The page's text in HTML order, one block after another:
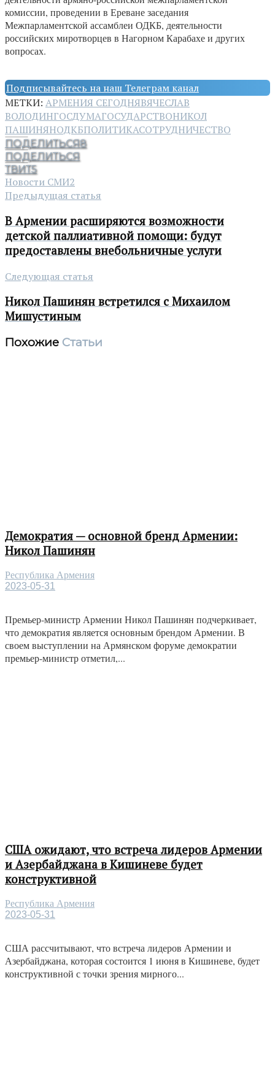
комиссии, проведении в Ереване заседания
Межпарламентской ассамблеи ОДКБ, деятельности
российских миротворцев в Нагорном Карабахе и других
вопросах.
Подписывайтесь на наш Телеграм канал
МЕТКИ: АРМЕНИЯ СЕГОДНЯВЯЧЕСЛАВ
ВОЛОДИНГОСДУМАГОСУДАРСТВОНИКОЛ
ПАШИНЯНОДКБПОЛИТИКАСОТРУДНИЧЕСТВО
ПОДЕЛИТЬСЯ8
ПОДЕЛИТЬСЯ
ТВИТ5
Новости СМИ2
Предыдущая статья
В Армении расширяются возможности
детской паллиативной помощи: будут
предоставлены внебольничные услуги
Следующая статья
Никол Пашинян встретился с Михаилом
Мишустиным
Похожие Статьи
Демократия — основной бренд Армении:
Никол Пашинян
Республика Армения
2023-05-31
Премьер-министр Армении Никол Пашинян подчеркивает,
что демократия является основным брендом Армении. В
своем выступлении на Армянском форуме демократии
премьер-министр отметил,...
США ожидают, что встреча лидеров Армении
и Азербайджана в Кишиневе будет
конструктивной
Республика Армения
2023-05-31
США рассчитывают, что встреча лидеров Армении и
Азербайджана, которая состоится 1 июня в Кишиневе, будет
конструктивной с точки зрения мирного...